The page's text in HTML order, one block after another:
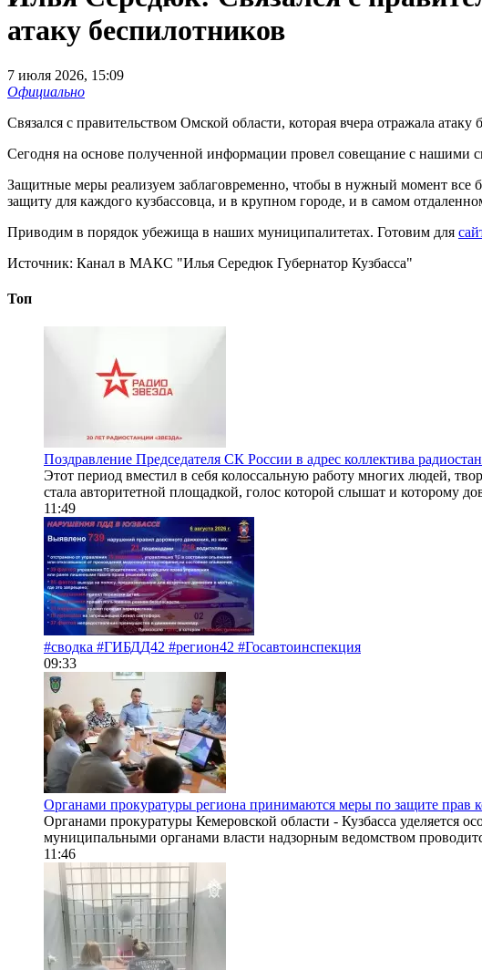
атаку беспилотников
7 июля 2026, 15:09
Официально
Связался с правительством Омской области, которая вчера отражала атаку
Сегодня на основе полученной информации провел совещание с нашими
Защитные меры реализуем заблаговременно, чтобы в нужный момент все
защиту для каждого кузбассовца, и в крупном городе, и в самом
Приводим в порядок убежища в наших муниципалитетах. Готовим для
Источник: Канал в МАКС "Илья Середюк Губернатор Кузбасса"
Топ
Поздравление Председателя СК России в адрес коллектива
Этот период вместил в себя колоссальную работу многих людей,
стала авторитетной площадкой, голос которой слышат и которому
11:49
#сводка #ГИБДД42 #регион42 #Госавтоинспекция
09:33
Органами прокуратуры региона принимаются меры по защите прав
Органами прокуратуры Кемеровской области - Кузбасса уделяется
муниципальными органами власти надзорным ведомством
11:46